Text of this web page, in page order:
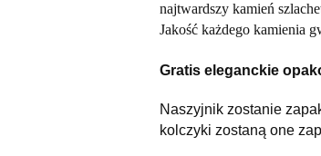
najtwardszy kamień
Jakość każdego kamienia
Gratis eleganckie
Naszyjnik zostanie
kolczyki zostaną one